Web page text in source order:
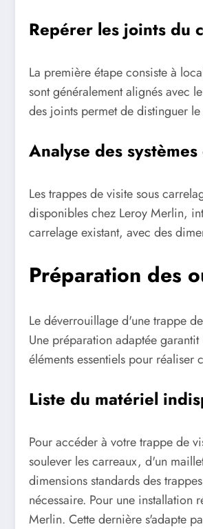
Repérer les joints du
La première étape consiste à
sont généralement alignés avec
des joints permet de distinguer
Analyse des
Les trappes de visite sous
disponibles chez Leroy Merlin,
carrelage existant, avec des
Préparation des
Le déverrouillage d'une trappe
Une préparation adaptée
éléments essentiels pour réaliser
Liste du matériel
Pour accéder à votre trappe de
soulever les carreaux, d'un
dimensions standards des
nécessaire. Pour une installation
Merlin. Cette dernière s'adapte